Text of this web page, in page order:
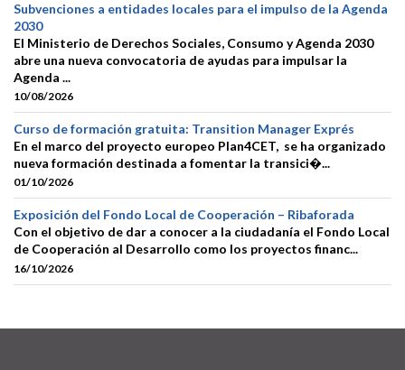
Subvenciones a entidades locales para el impulso de la Agenda
2030
El Ministerio de Derechos Sociales, Consumo y Agenda 2030
abre una nueva convocatoria de ayudas para impulsar la
Agenda ...
10/08/2026
Curso de formación gratuita: Transition Manager Exprés
En el marco del proyecto europeo Plan4CET, se ha organizado
nueva formación destinada a fomentar la transici�...
01/10/2026
Exposición del Fondo Local de Cooperación – Ribaforada
Con el objetivo de dar a conocer a la ciudadanía el Fondo Local
de Cooperación al Desarrollo como los proyectos financ...
16/10/2026